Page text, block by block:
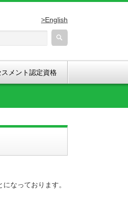
>English
メント認定資格
なっております。